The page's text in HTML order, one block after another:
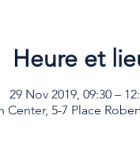
Heure et
29 Nov 2019, 09:30 –
5-7 Place